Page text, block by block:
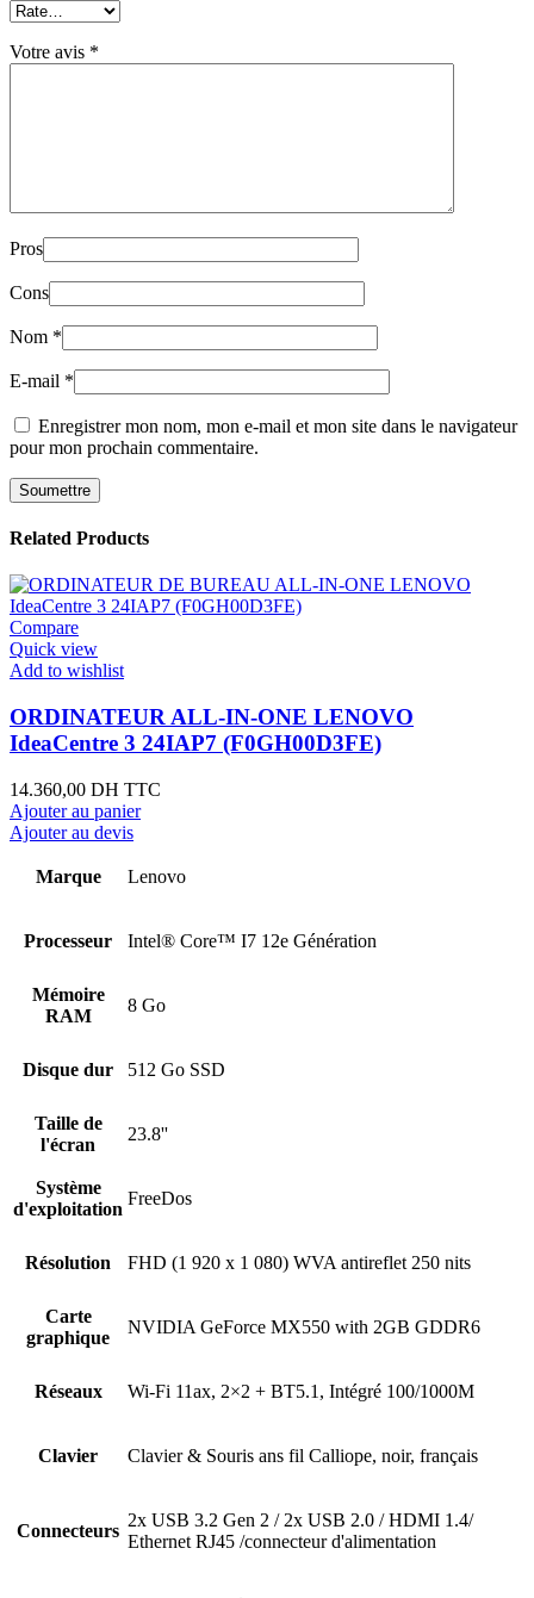
Votre avis *
Pros
Cons
Nom *
E-mail *
Enregistrer mon nom, mon e-mail et mon site dans le navigateur
pour mon prochain commentaire.
Related Products
Compare
Quick view
Add to wishlist
ORDINATEUR ALL-IN-ONE LENOVO
IdeaCentre 3 24IAP7 (F0GH00D3FE)
14.360,00 DH TTC
Ajouter au panier
Ajouter au devis
Marque Lenovo
Processeur Intel® Core™ I7 12e Génération
Mémoire
RAM
8 Go
Disque dur 512 Go SSD
Taille de
l'écran
23.8''
Système
d'exploitation
FreeDos
Résolution FHD (1 920 x 1 080) WVA antireflet 250 nits
Carte
graphique
NVIDIA GeForce MX550 with 2GB GDDR6
Réseaux Wi-Fi 11ax, 2×2 + BT5.1, Intégré 100/1000M
Clavier Clavier & Souris ans fil Calliope, noir, français
Connecteurs
2x USB 3.2 Gen 2 / 2x USB 2.0 / HDMI 1.4/
Ethernet RJ45 /connecteur d'alimentation